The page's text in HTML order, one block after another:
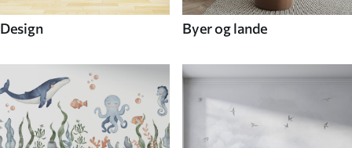
Design Byer og lande